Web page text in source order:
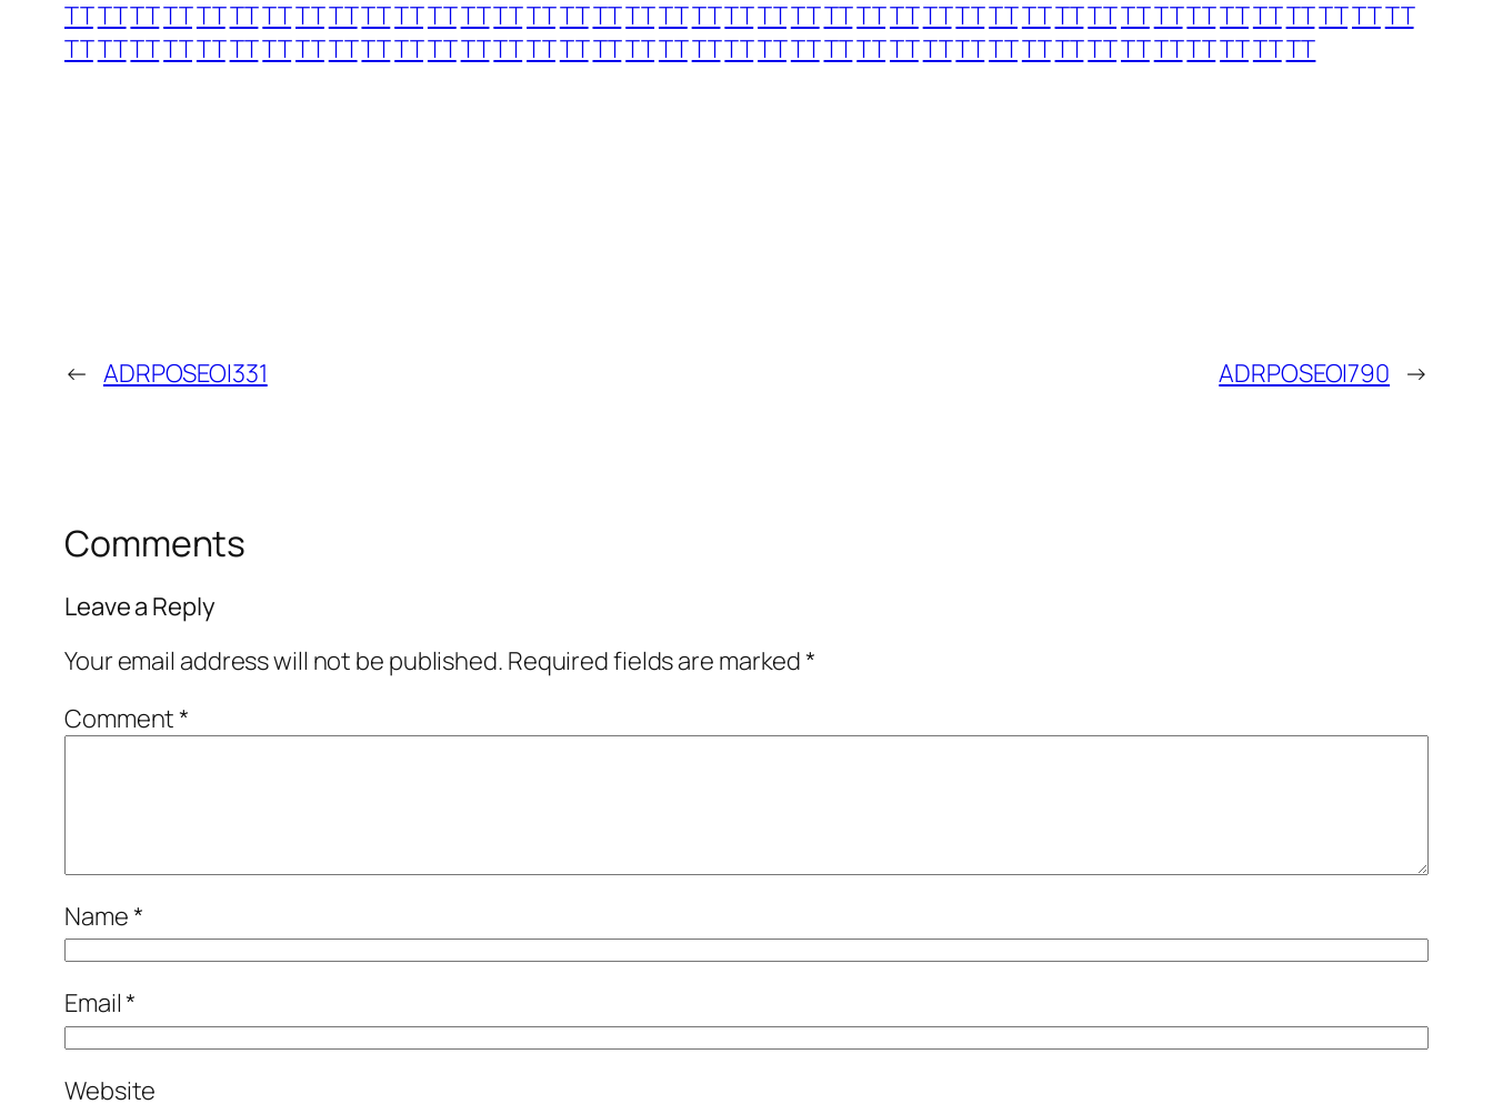
TTTTTTTTTTTTTTTTTTTTTTTTTTTTTTTTTTTTTTTTTTTTTTTTTTTTTTTTTTTTTTTTTTTTTTTTTTTTTTTTTT
TTTTTTTTTTTTTTTTTTTTTTTTTTTTTTTTTTTTTTTTTTTTTTTTTTTTTTTTTTTTTTTTTTTTTTTTTTTT
← ADRPOSEOI331 ADRPOSEOI790 →
Comments
Leave a Reply
Your email address will not be published. Required fields are marked*
Comment*
Name*
Email*
Website